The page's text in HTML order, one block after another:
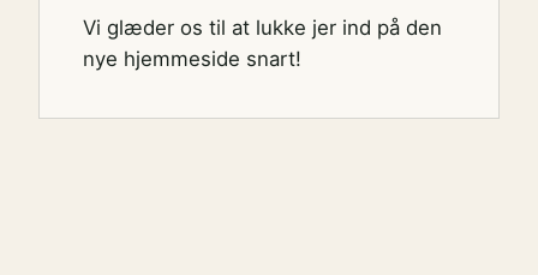
Vi glæder os til at lukke jer ind på den
nye hjemmeside snart!